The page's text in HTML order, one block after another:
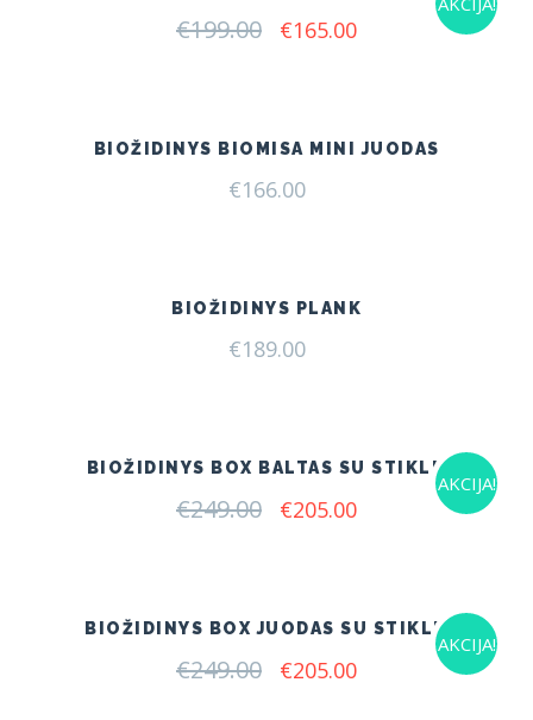
€199.00 Original
€165.00Current
BIOŽIDINYS BIOMISA MINI JUODAS
€166.00
BIOŽIDINYS PLANK
€189.00
AKCIJA!
BIOŽIDINYS BOX BALTAS SU STIKLU
€249.00 Original
€205.00Current
AKCIJA!
BIOŽIDINYS BOX JUODAS SU STIKLU
€249.00 Original
€205.00Current